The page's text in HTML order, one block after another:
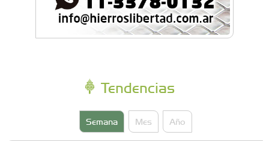
Tendencias
Semana Mes Año